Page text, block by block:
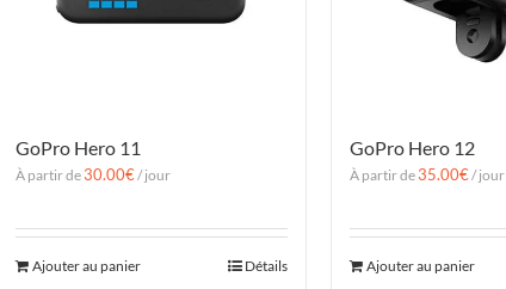
GoPro Hero 11
À partir de30.00€/ jour
Ajouter au panier Détails
GoPro Hero 12
À partir de35.00€/ jour
Ajouter au panier